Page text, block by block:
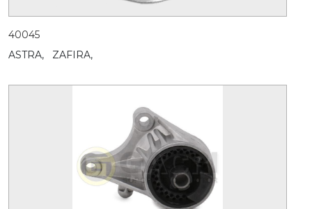
40045
ASTRA,
ZAFIRA,